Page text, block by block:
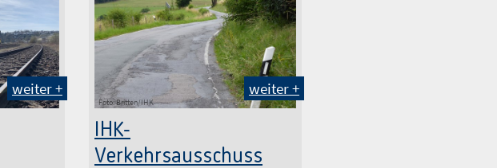
weiter +
Foto: Britten/IHK
weiter +
IHK-
Verkehrsausschuss